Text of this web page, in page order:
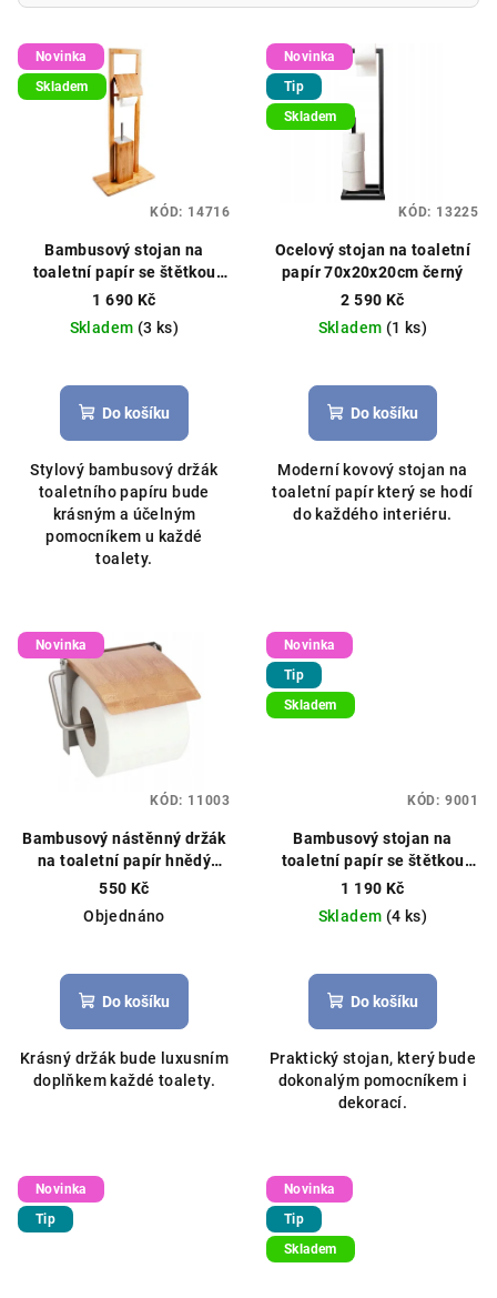
V
ý
p
Novinka
Skladem
Bambusový stojan na
toaletní papír se štětkou
82x31x21cm hnědý
1 690 Kč
Skladem (3 ks)
Do košíku
Stylový bambusový držák
toaletního papíru bude
krásným a účelným
pomocníkem u každé
toalety.
KÓD: 14716
Novinka
Tip
Skladem
Ocelový stojan na toaletní
papír 70x20x20cm černý
2 590 Kč
Skladem (1 ks)
Do košíku
Moderní kovový stojan na
toaletní papír který se hodí
do každého interiéru.
KÓD: 13225
Novinka
Bambusový nástěnný držák
na toaletní papír hnědý
14,5x13x2,3cm
550 Kč
Objednáno
Do košíku
Krásný držák bude luxusním
doplňkem každé toalety.
KÓD: 11003
Novinka
Tip
Skladem
Bambusový stojan na
toaletní papír se štětkou
80x22cm černý
1 190 Kč
Skladem (4 ks)
Do košíku
Praktický stojan, který bude
dokonalým pomocníkem i
dekorací.
KÓD: 9001
Novinka
Tip
Novinka
Tip
Skladem